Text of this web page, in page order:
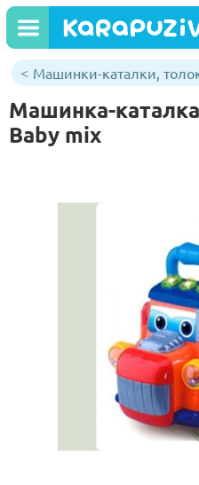
Машинки-каталки,
Машинка-
Baby mix